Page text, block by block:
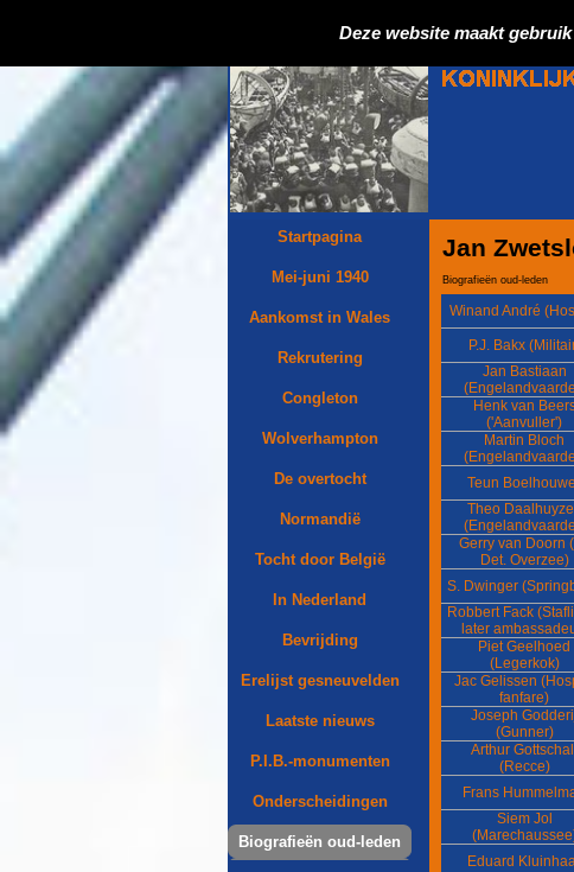
Deze website maakt
Startpagina
Mei-juni 1940
Aankomst in Wales
Rekrutering
Congleton
Wolverhampton
De overtocht
Normandië
Tocht door België
In Nederland
Bevrijding
Erelijst gesneuvelden
Laatste nieuws
P.I.B.-monumenten
Onderscheidingen
Biografieën oud-leden
Jan
Biografieën oud-leden
Winand André
P.J. Bakx
Jan Bastiaan
Henk van
('Aanvuller')
Martin Bloch
Teun
Theo
Gerry van Doorn
Det. Overzee)
S. Dwinger
Robbert Fack
later
Piet Geelhoed
(Legerkok)
Jac Gelissen
fanfare)
Joseph
(Gunner)
Arthur Gottschall
(Recce)
Frans
Siem Jol
Eduard